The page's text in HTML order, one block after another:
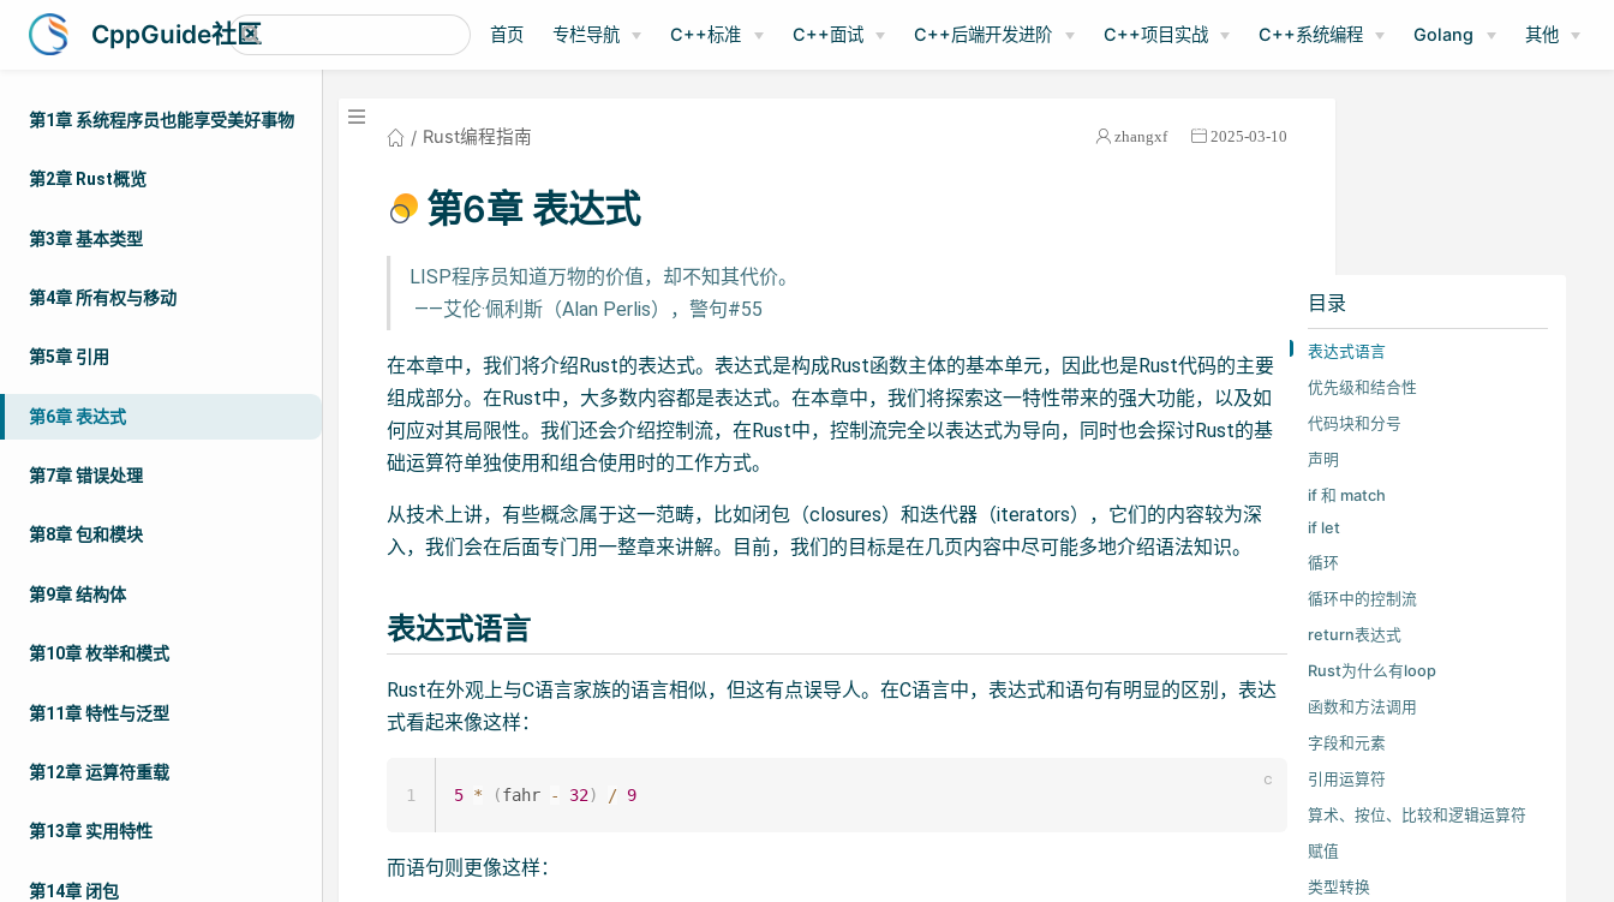
CppGuide社区 首页 专栏导航 C++标准 C++面试 C++后端开发进阶 C++项目实战 C++系统编程 Golang 其他
第1章 系统程序员也能享受美好事物
第2章 Rust概览
第3章 基本类型
第4章 所有权与移动
第5章 引用
第6章 表达式
第7章 错误处理
第8章 包和模块
第9章 结构体
第10章 枚举和模式
第11章 特性与泛型
第12章 运算符重载
第13章 实用特性
第14章 闭包
Rust编程指南 zhangxf 2025-03-10
目录
表达式语言
优先级和结合性
代码块和分号
声明
if 和 match
if let
循环
循环中的控制流
return表达式
Rust为什么有loop
函数和方法调用
字段和元素
引用运算符
算术、按位、比较和逻辑运算符
赋值
类型转换
第6章 表达式
LISP程序员知道万物的价值，却不知其代价。
​ ——艾伦·佩利斯（Alan Perlis），警句#55
在本章中，我们将介绍Rust的表达式。表达式是构成Rust函数主体的基本单元，因此也是Rust代码的主要
组成部分。在Rust中，大多数内容都是表达式。在本章中，我们将探索这一特性带来的强大功能，以及如
何应对其局限性。我们还会介绍控制流，在Rust中，控制流完全以表达式为导向，同时也会探讨Rust的基
础运算符单独使用和组合使用时的工作方式。
从技术上讲，有些概念属于这一范畴，比如闭包（closures）和迭代器（iterators），它们的内容较为深
入，我们会在后面专门用一整章来讲解。目前，我们的目标是在几页内容中尽可能多地介绍语法知识。
表达式语言
Rust在外观上与C语言家族的语言相似，但这有点误导人。在C语言中，表达式和语句有明显的区别，表达
式看起来像这样：
5 * (fahr - 32) / 9
1
而语句则更像这样：